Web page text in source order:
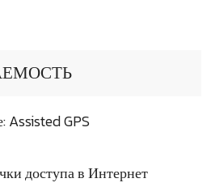
Assisted GPS
доступа в Интернет